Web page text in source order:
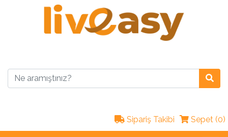
Sipariş Takibi Sepet (0)